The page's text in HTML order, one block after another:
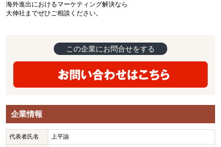
海外進出におけるマーケティング解決なら
大伸社までぜひご相談ください。
この企業にお問合せをする
企業情報
代表者氏名 上平諭